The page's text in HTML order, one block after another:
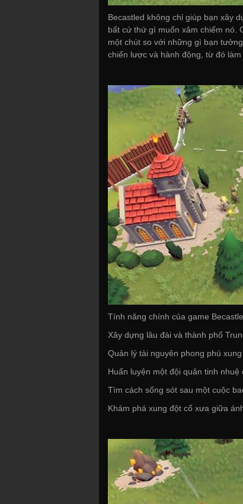
Becastled không chỉ giúp bạn xây
bất cứ thứ gì muốn xâm chiếm nó.
một chút so với những gì bạn
chiến lược và hành động, từ đó
Tính năng chính của game
Xây dựng lâu đài và thành phố
Quản lý tài nguyên phong phú
Huấn luyện một đội quân tinh nhuệ
Tìm cách sống sót sau một cuộc
Khám phá xung đột cổ xưa giữa